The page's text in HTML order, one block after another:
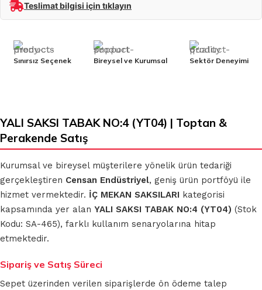
Teslimat bilgisi için tıklayın
Sınırsız Seçenek Bireysel ve Kurumsal Sektör Deneyimi
YALI SAKSI TABAK NO:4 (YT04) | Toptan &
Perakende Satış
Kurumsal ve bireysel müşterilere yönelik ürün tedariği
gerçekleştiren Censan Endüstriyel, geniş ürün portföyü ile
hizmet vermektedir. İÇ MEKAN SAKSILARI kategorisi
kapsamında yer alan YALI SAKSI TABAK NO:4 (YT04) (Stok
Kodu: SA-465), farklı kullanım senaryolarına hitap
etmektedir.
Sipariş ve Satış Süreci
Sepet üzerinden verilen siparişlerde ön ödeme talep